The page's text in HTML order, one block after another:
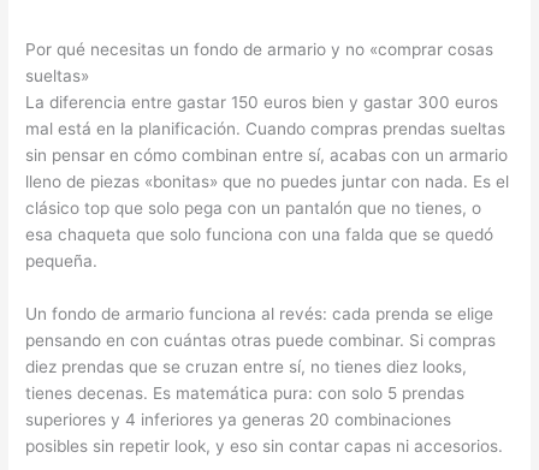
Por qué necesitas un fondo de armario y no «comprar cosas
sueltas»
La diferencia entre gastar 150 euros bien y gastar 300 euros
mal está en la planificación. Cuando compras prendas sueltas
sin pensar en cómo combinan entre sí, acabas con un armario
lleno de piezas «bonitas» que no puedes juntar con nada. Es el
clásico top que solo pega con un pantalón que no tienes, o
esa chaqueta que solo funciona con una falda que se quedó
pequeña.
Un fondo de armario funciona al revés: cada prenda se elige
pensando en con cuántas otras puede combinar. Si compras
diez prendas que se cruzan entre sí, no tienes diez looks,
tienes decenas. Es matemática pura: con solo 5 prendas
superiores y 4 inferiores ya generas 20 combinaciones
posibles sin repetir look, y eso sin contar capas ni accesorios.